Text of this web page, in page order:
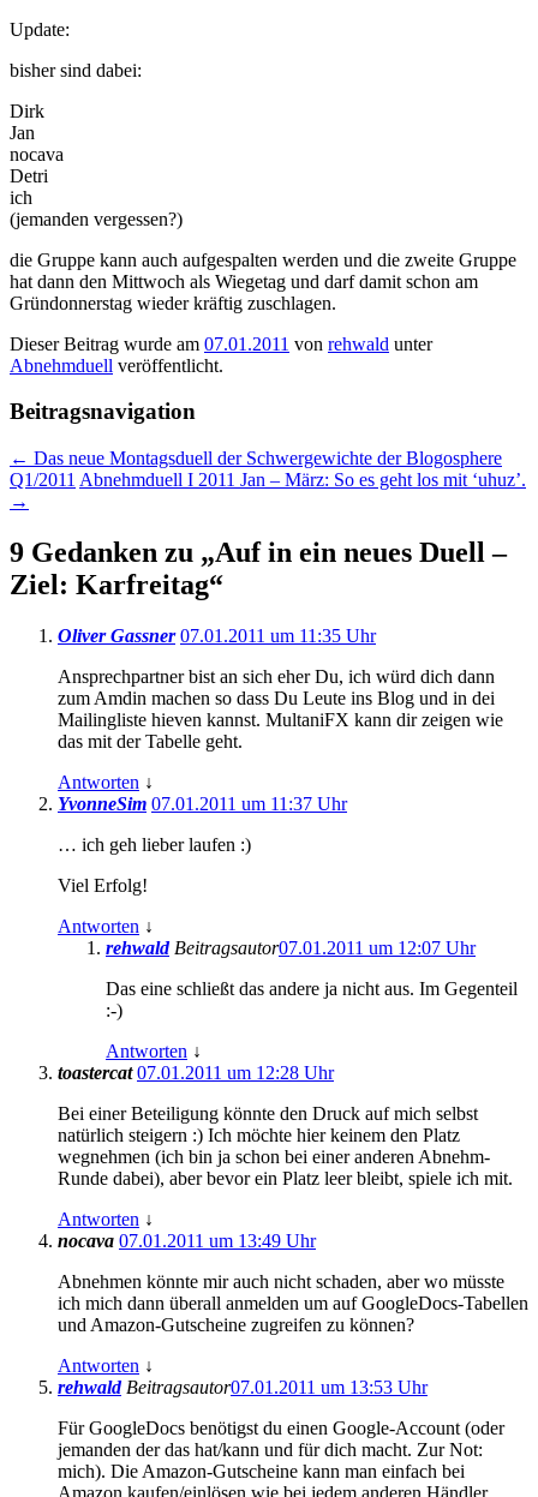
Update:
bisher sind dabei:
Dirk
Jan
nocava
Detri
ich
(jemanden vergessen?)
die Gruppe kann auch aufgespalten werden und die zweite Gruppe
hat dann den Mittwoch als Wiegetag und darf damit schon am
Gründonnerstag wieder kräftig zuschlagen.
Dieser Beitrag wurde am 07.01.2011 von rehwald unter
Abnehmduell veröffentlicht.
Beitragsnavigation
← Das neue Montagsduell der Schwergewichte der Blogosphere
Q1/2011 Abnehmduell I 2011 Jan – März: So es geht los mit ‘uhuz’.
→
9 Gedanken zu „Auf in ein neues Duell –
Ziel: Karfreitag“
Oliver Gassner 07.01.2011 um 11:35 Uhr
Ansprechpartner bist an sich eher Du, ich würd dich dann
zum Amdin machen so dass Du Leute ins Blog und in dei
Mailingliste hieven kannst. MultaniFX kann dir zeigen wie
das mit der Tabelle geht.
Antworten ↓
YvonneSim 07.01.2011 um 11:37 Uhr
… ich geh lieber laufen :)
Viel Erfolg!
Antworten ↓
rehwald Beitragsautor07.01.2011 um 12:07 Uhr
Das eine schließt das andere ja nicht aus. Im Gegenteil
:-)
Antworten ↓
toastercat 07.01.2011 um 12:28 Uhr
Bei einer Beteiligung könnte den Druck auf mich selbst
natürlich steigern :) Ich möchte hier keinem den Platz
wegnehmen (ich bin ja schon bei einer anderen Abnehm-
Runde dabei), aber bevor ein Platz leer bleibt, spiele ich mit.
Antworten ↓
nocava 07.01.2011 um 13:49 Uhr
Abnehmen könnte mir auch nicht schaden, aber wo müsste
ich mich dann überall anmelden um auf GoogleDocs-Tabellen
und Amazon-Gutscheine zugreifen zu können?
Antworten ↓
rehwald Beitragsautor07.01.2011 um 13:53 Uhr
Für GoogleDocs benötigst du einen Google-Account (oder
jemanden der das hat/kann und für dich macht. Zur Not:
mich). Die Amazon-Gutscheine kann man einfach bei
Amazon kaufen/einlösen wie bei jedem anderen Händler.